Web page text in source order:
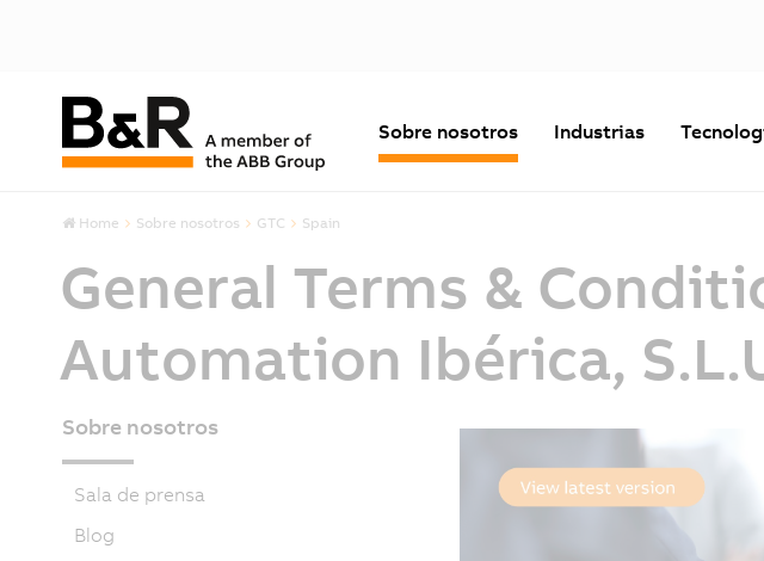
Sobre nosotros Industrias
Home Sobre nosotros GTC Spain
General Terms &
Automation Ibérica,
Sobre nosotros
Sala de prensa
Blog